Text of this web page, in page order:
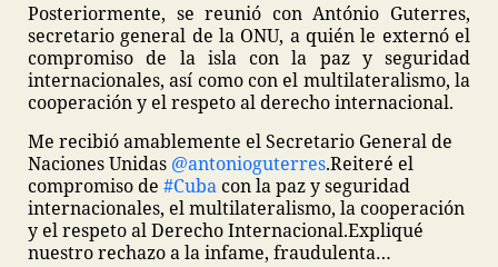
Posteriormente, se reunió con António Guterres,
secretario general de la ONU, a quién le externó el
compromiso de la isla con la paz y seguridad
internacionales, así como con el multilateralismo, la
cooperación y el respeto al derecho internacional.
Me recibió amablemente el Secretario General de
Naciones Unidas @antonioguterres.Reiteré el
compromiso de #Cuba con la paz y seguridad
internacionales, el multilateralismo, la cooperación
y el respeto al Derecho Internacional.Expliqué
nuestro rechazo a la infame, fraudulenta…